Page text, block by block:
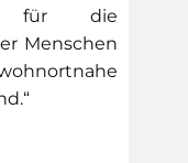
für die
Menschen